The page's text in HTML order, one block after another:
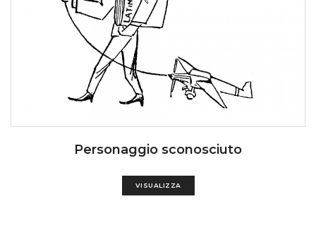
Personaggio sconosciuto
VISUALIZZA